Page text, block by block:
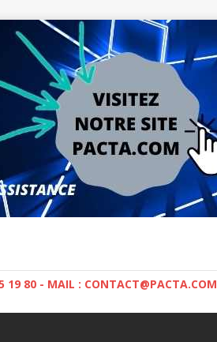
19 80 - MAIL : CONTACT@PACTA.COM